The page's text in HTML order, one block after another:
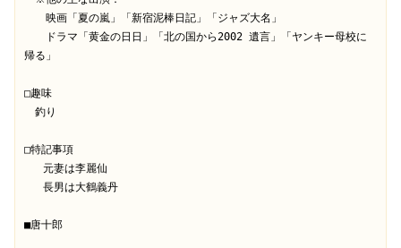
映画「夏の嵐」「新宿泥棒日記」「ジャズ大名」
ドラマ「黄金の日日」「北の国から2002 遺言」「ヤンキー母校に
帰る」
□趣味
釣り
□特記事項
   元妻は李麗仙
   長男は大鶴義丹
■唐十郎